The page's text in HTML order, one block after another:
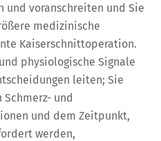
und voranschreiten und Sie
medizinische
Kaiserschnittoperation.
physiologische Signale
leiten; Sie
und
und dem Zeitpunkt,
werden,